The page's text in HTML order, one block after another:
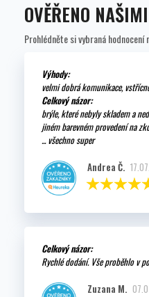
OVĚŘENO
Prohlédněte si vybraná hodnocení
Výhody:
velmi dobrá komunikace,
Celkový názor:
brýle, které nebyly skladem a
jiném barevném provedení na
... všechno super
Andrea Č.
Celkový názor:
Rychlé dodání. Vše proběhlo v
Zuzana M.